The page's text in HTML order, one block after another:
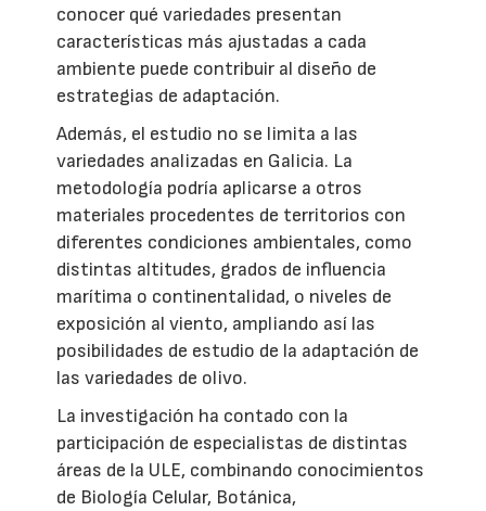
conocer qué variedades presentan
características más ajustadas a cada
ambiente puede contribuir al diseño de
estrategias de adaptación.
Además, el estudio no se limita a las
variedades analizadas en Galicia. La
metodología podría aplicarse a otros
materiales procedentes de territorios con
diferentes condiciones ambientales, como
distintas altitudes, grados de influencia
marítima o continentalidad, o niveles de
exposición al viento, ampliando así las
posibilidades de estudio de la adaptación de
las variedades de olivo.
La investigación ha contado con la
participación de especialistas de distintas
áreas de la ULE, combinando conocimientos
de Biología Celular, Botánica,